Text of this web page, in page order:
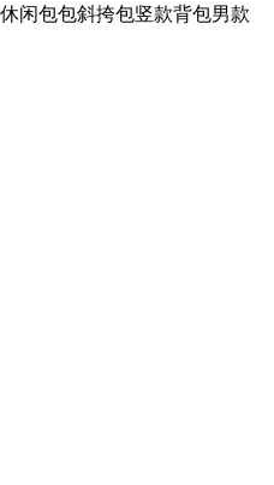
闲包包斜挎包竖款背包男款